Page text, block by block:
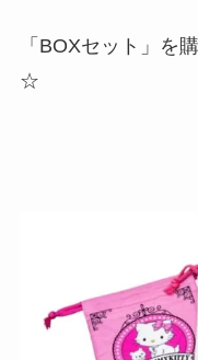
「BOXセット」を
☆